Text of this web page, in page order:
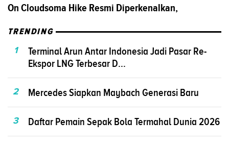
On Cloudsoma Hike Resmi Diperkenalkan,
TRENDING
1
Terminal Arun Antar Indonesia Jadi Pasar Re-
Ekspor LNG Terbesar D...
2 Mercedes Siapkan Maybach Generasi Baru
3 Daftar Pemain Sepak Bola Termahal Dunia 2026